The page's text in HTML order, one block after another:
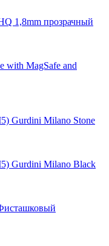
1,8mm прозрачный
with MagSafe and
Gurdini Milano Stone
Gurdini Milano Black